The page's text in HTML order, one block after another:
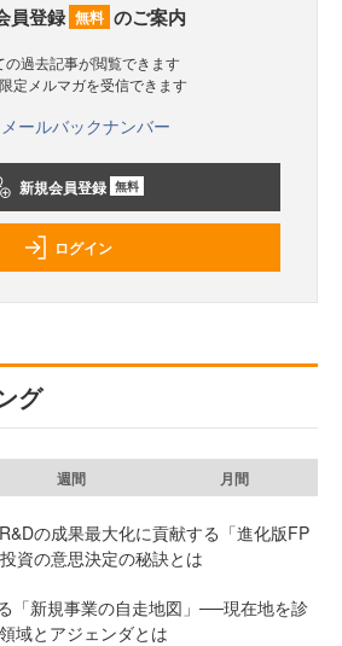
員登録 無料 のご案内
の過去記事が閲覧できます
定メルマガを受信できます
メールバックナンバー
新規会員登録 無料
ログイン
グ
週間 月間
の成果最大化に貢献する「進化版FP
資の意思決定の秘訣とは
「新規事業の自走地図」──現在地を診
域とアジェンダとは